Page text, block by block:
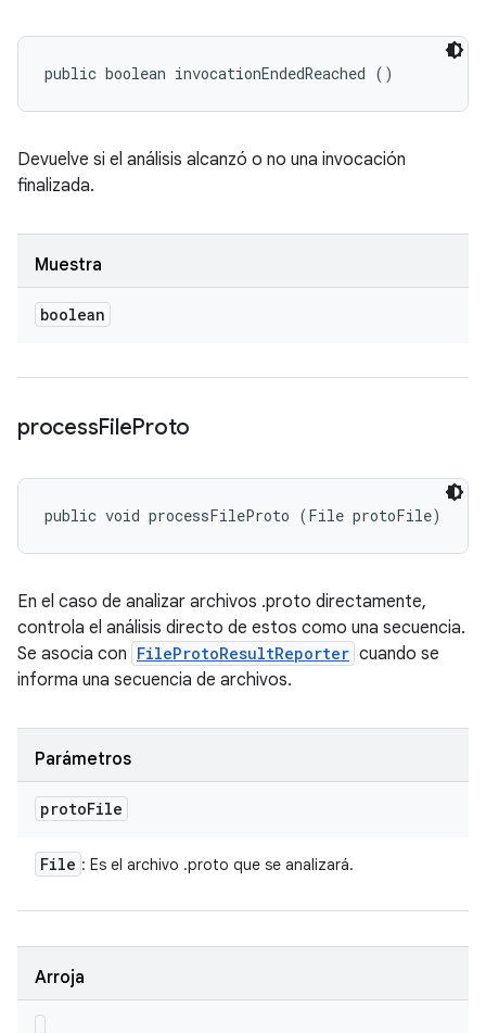
public boolean invocationEndedReached ()
Devuelve si el análisis alcanzó o no una invocación
finalizada.
Muestra
boolean
processFileProto
public void processFileProto (File protoFile)
En el caso de analizar archivos .proto directamente,
controla el análisis directo de estos como una secuencia.
Se asocia con FileProtoResultReporter cuando se
informa una secuencia de archivos.
Parámetros
protoFile
File : Es el archivo .proto que se analizará.
Arroja